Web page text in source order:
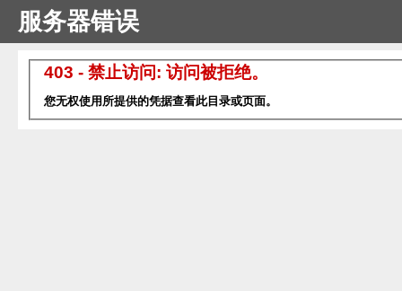
服务器错误
403 - 禁止访问: 访问被拒绝。
您无权使用所提供的凭据查看此目录或页面。